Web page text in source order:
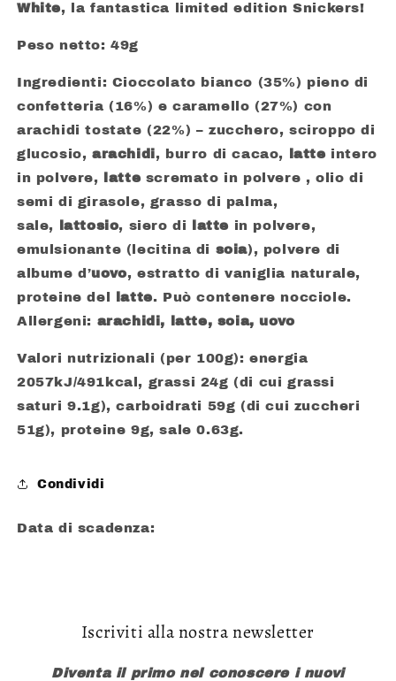
White, la fantastica limited edition Snickers!
Peso netto: 49g
Ingredienti: Cioccolato bianco (35%) pieno di
confetteria (16%) e caramello (27%) con
arachidi tostate (22%) – zucchero, sciroppo di
glucosio, arachidi, burro di cacao, latte intero
in polvere,
latte scremato in polvere , olio di
semi di girasole, grasso di palma,
sale,
lattosio, siero di latte in polvere,
emulsionante (lecitina di soia), polvere di
albume d’uovo, estratto di vaniglia naturale,
proteine del
latte. Può contenere nocciole.
Allergeni: arachidi, latte, soia, uovo
Valori nutrizionali (per 100g): energia
2057kJ/491kcal, grassi 24g (di cui grassi
saturi 9.1g), carboidrati 59g (di cui zuccheri
51g), proteine 9g, sale 0.63g.
Condividi
Data di scadenza:
Iscriviti alla nostra newsletter
Diventa il primo nel conoscere i nuovi